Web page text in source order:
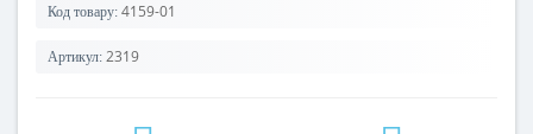
Код товару: 4159-01
Артикул: 2319